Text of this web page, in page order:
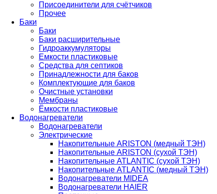
Присоединители для счётчиков
Прочее
Баки
Баки
Баки расширительные
Гидроаккумуляторы
Емкости пластиковые
Средства для септиков
Принадлежности для баков
Комплектующие для баков
Очистные установки
Мембраны
Ёмкости пластиковые
Водонагреватели
Водонагреватели
Электрические
Накопительные ARISTON (медный ТЭН)
Накопительные ARISTON (сухой ТЭН)
Накопительные ATLANTIC (сухой ТЭН)
Накопительные ATLANTIC (медный ТЭН)
Водонагреватели MIDEA
Водонагреватели HAIER